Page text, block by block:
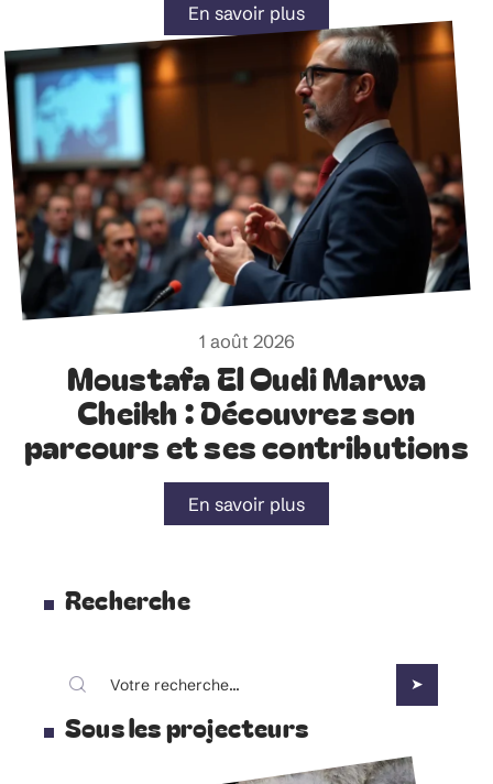
En savoir plus
1 août 2026
Moustafa El Oudi Marwa
Cheikh : Découvrez son
parcours et ses contributions
En savoir plus
Recherche
Sous les projecteurs